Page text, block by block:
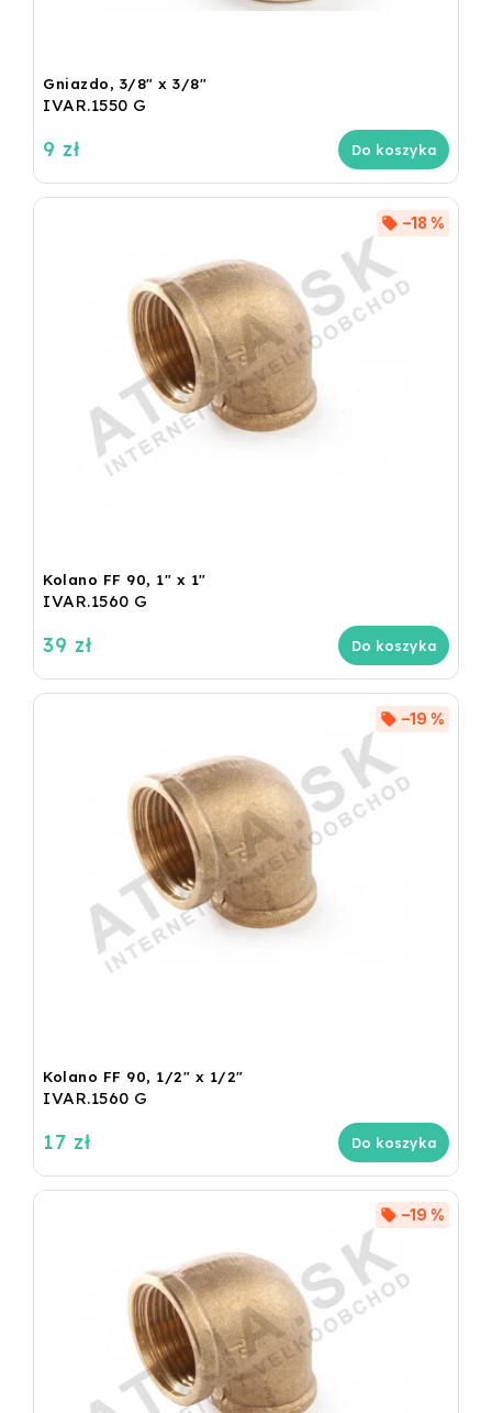
Gniazdo, 3/8" x 3/8"
IVAR.1550 G
9 zł Do koszyka
Kolano FF 90, 1" x 1"
IVAR.1560 G
–18 %
39 zł Do koszyka
Kolano FF 90, 1/2" x 1/2"
IVAR.1560 G
–19 %
17 zł Do koszyka
–19 %